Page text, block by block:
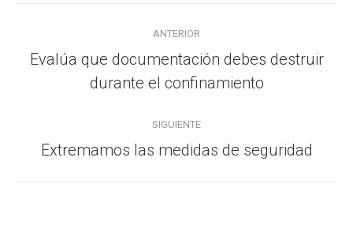
entre
publicaciones
ANTERIOR
Publicación
anterior:
Evalúa que documentación debes destruir
durante el confinamiento
SIGUIENTE
Publicación
Extremamos las medidas de seguridad